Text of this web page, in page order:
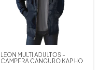
LEON MULTI ADULTOS -
CAMPERA CANGURO KAPHO